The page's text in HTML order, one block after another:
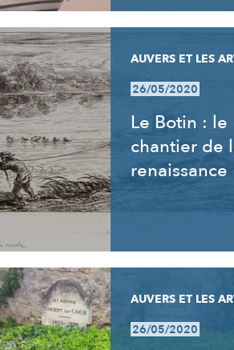
AUVERS ET LES
26/05/2020
Le Botin : le
chantier de
renaissance
AUVERS ET LES
26/05/2020